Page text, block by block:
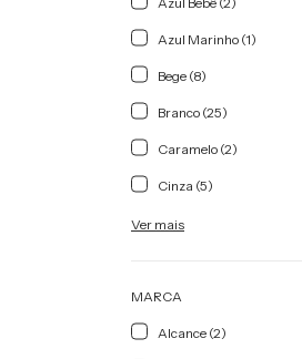
Azul Marinho (1)
Bege (8)
Branco (25)
Caramelo (2)
Cinza (5)
Ver mais
MARCA
Alcance (2)